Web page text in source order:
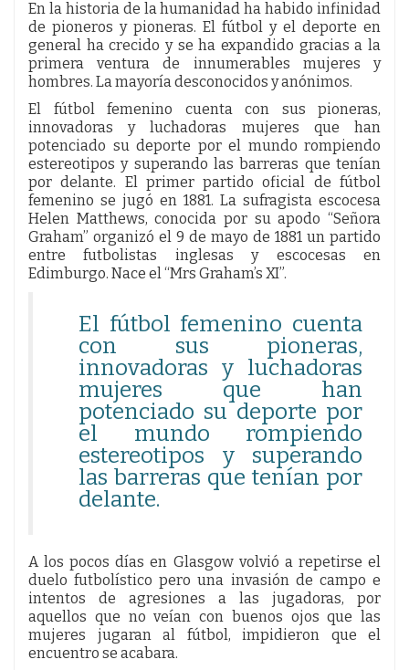
En la historia de la humanidad ha habido infinidad
de pioneros y pioneras. El fútbol y el deporte en
general ha crecido y se ha expandido gracias a la
primera ventura de innumerables mujeres y
hombres. La mayoría desconocidos y anónimos.
El fútbol femenino cuenta con sus pioneras,
innovadoras y luchadoras mujeres que han
potenciado su deporte por el mundo rompiendo
estereotipos y superando las barreras que tenían
por delante. El primer partido oficial de fútbol
femenino se jugó en 1881. La sufragista escocesa
Helen Matthews, conocida por su apodo “Señora
Graham” organizó el 9 de mayo de 1881 un partido
entre futbolistas inglesas y escocesas en
Edimburgo. Nace el “Mrs Graham’s XI”.
El fútbol femenino cuenta
con sus pioneras,
innovadoras y luchadoras
mujeres que han
potenciado su deporte por
el mundo rompiendo
estereotipos y superando
las barreras que tenían por
delante.
A los pocos días en Glasgow volvió a repetirse el
duelo futbolístico pero una invasión de campo e
intentos de agresiones a las jugadoras, por
aquellos que no veían con buenos ojos que las
mujeres jugaran al fútbol, impidieron que el
encuentro se acabara.